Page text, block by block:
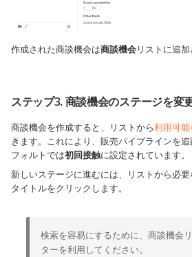
作成された商談機会は商談機会リストに追加
ステップ3. 商談機会のステージを変
商談機会を作成すると、リストから利用可
きます。これにより、販売パイプラインを
フォルトでは初回接触に設定されています。
新しいステージに進むには、リストから必
タイトルをクリックします。
検索を容易にするために、商談機会
ターを利用してください。